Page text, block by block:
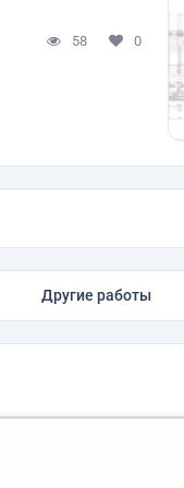
58 0
Другие работы